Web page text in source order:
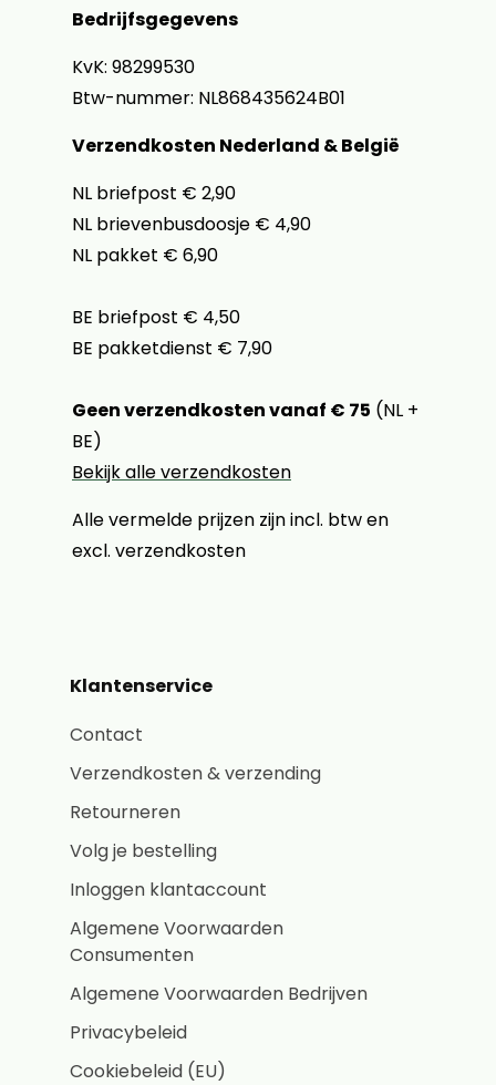
Bedrijfsgegevens
KvK: 98299530
Btw-nummer: NL868435624B01
Verzendkosten Nederland & België
NL briefpost € 2,90
NL brievenbusdoosje € 4,90
NL pakket € 6,90
BE briefpost € 4,50
BE pakketdienst € 7,90
Geen verzendkosten vanaf € 75 (NL +
BE)
Bekijk alle verzendkosten
Alle vermelde prijzen zijn incl. btw en
excl. verzendkosten
Klantenservice
Contact
Verzendkosten & verzending
Retourneren
Volg je bestelling
Inloggen klantaccount
Algemene Voorwaarden
Consumenten
Algemene Voorwaarden Bedrijven
Privacybeleid
Cookiebeleid (EU)